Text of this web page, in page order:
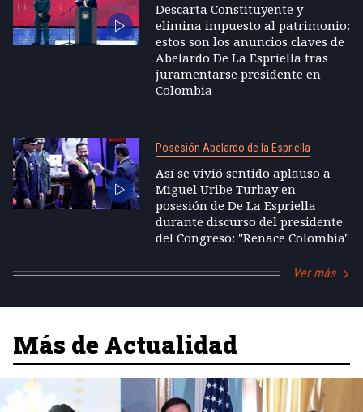
Descarta Constituyente y
elimina impuesto al patrimonio:
estos son los anuncios claves de
Abelardo De La Espriella tras
juramentarse presidente en
Colombia
Posesión Abelardo de la Espriella
Así se vivió sentido aplauso a
Miguel Uribe Turbay en
posesión de De La Espriella
durante discurso del presidente
del Congreso: "Renace Colombia"
Ver más
Más de Actualidad